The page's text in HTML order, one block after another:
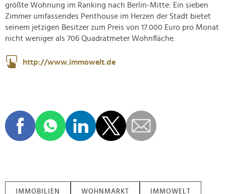
größte Wohnung im Ranking nach Berlin-Mitte: Ein sieben
Zimmer umfassendes Penthouse im Herzen der Stadt bietet
seinem jetzigen Besitzer zum Preis von 17.000 Euro pro Monat
nicht weniger als 706 Quadratmeter Wohnfläche.
http://www.immowelt.de
IMMOBILIEN WOHNMARKT IMMOWELT